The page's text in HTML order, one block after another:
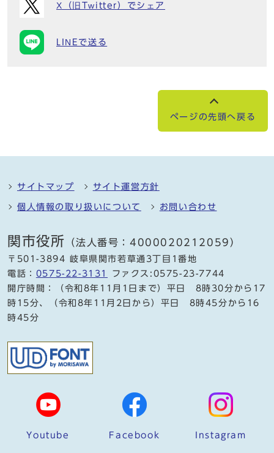
X（旧Twitter）でシェア
LINEで送る
ページの先頭へ戻る
サイトマップ サイト運営方針
個人情報の取り扱いについて お問い合わせ
関市役所 （法人番号：4000020212059）
〒501-3894 岐阜県関市若草通3丁目1番地
電話： 0575-22-3131
ファクス:0575-23-7744
開庁時間：（令和8年11月1日まで）平日 8時30分から17
時15分、（令和8年11月2日から）平日 8時45分から16
時45分
Youtube Facebook Instagram